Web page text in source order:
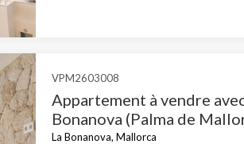
VPM2603008
Appartement à vendre
Bonanova (Palma de
La Bonanova, Mallorca